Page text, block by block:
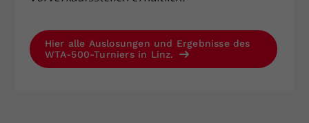
Hier alle Auslosungen und Ergebnisse des
WTA-500-Turniers in Linz.